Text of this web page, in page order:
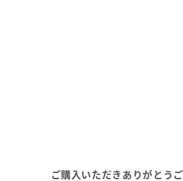
ご購入いただきありがとう